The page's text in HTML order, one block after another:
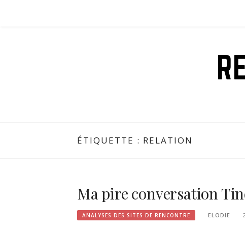
ÉTIQUETTE : RELATION
Ma pire conversation
ANALYSES DES SITES DE RENCONTRE ELODIE